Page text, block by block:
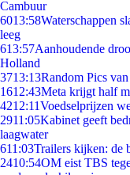
Cambuur
6013:58Waterschappen
leeg
613:57Aanhoudende
Holland
3713:13Random Pics
1612:43Meta krijgt half
4212:11Voedselprijzen
2911:05Kabinet geeft
laagwater
611:03Trailers kijken: de
2410:54OM eist TBS